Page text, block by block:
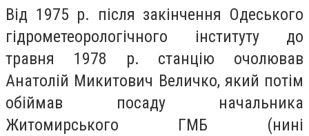
Від 1975 р. після закінчення Одеського
гідрометеорологічного інституту до
травня 1978 р. станцію очолював
Анатолій Микитович Величко, який потім
обіймав посаду начальника
Житомирського ГМБ (нині